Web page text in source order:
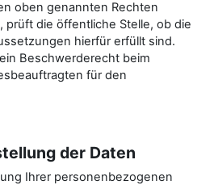
oben genannten Rechten
prüft die öffentliche Stelle, ob die
hierfür erfüllt sind.
Beschwerderecht beim
für den
der Daten
Ihrer personenbezogenen